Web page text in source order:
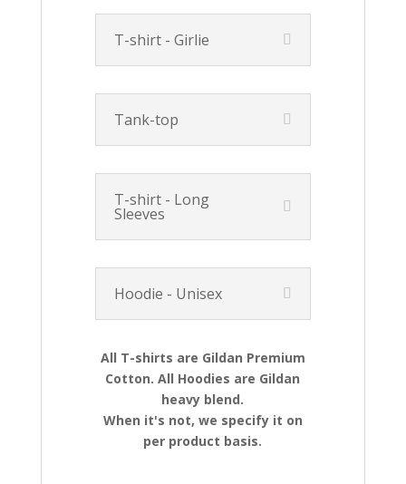
T-shirt - Girlie
Tank-top
T-shirt - Long
Sleeves
Hoodie - Unisex
All T-shirts are Gildan Premium
Cotton. All Hoodies are Gildan
heavy blend.
When it's not, we specify it on
per product basis.